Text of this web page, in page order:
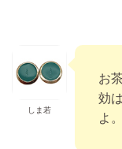
しま若
お
効
よ。